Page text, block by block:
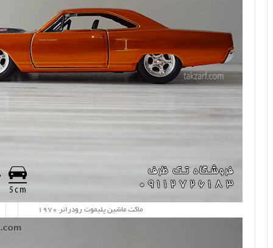
ماکت ماشین پلیموت رودرانر 1970